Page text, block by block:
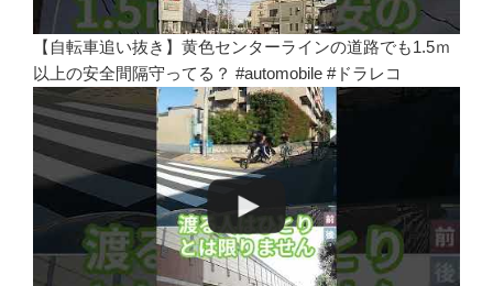
【自転車追い抜き】黄色センターラインの道路でも1.5ｍ
以上の安全間隔守ってる？ #automobile #ドラレコ